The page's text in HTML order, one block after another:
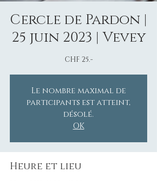
Cercle de Pardon |
25 juin 2023 | Vevey
CHF 25.-
Le nombre maximal de
participants est atteint,
désolé.
OK
Heure et lieu